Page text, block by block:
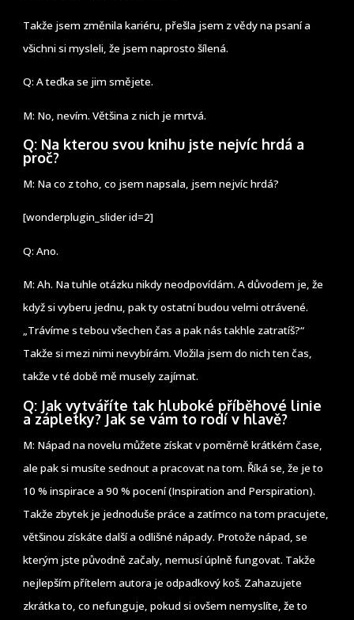
Takže jsem změnila kariéru, přešla jsem z vědy na psaní a
všichni si mysleli, že jsem naprosto šílená.
Q: A teďka se jim smějete.
M: No, nevím. Většina z nich je mrtvá.
Q: Na kterou svou knihu jste nejvíc hrdá a
proč?
M: Na co z toho, co jsem napsala, jsem nejvíc hrdá?
[wonderplugin_slider id=2]
Q: Ano.
M: Ah. Na tuhle otázku nikdy neodpovídám. A důvodem je, že
když si vyberu jednu, pak ty ostatní budou velmi otrávené.
„Trávíme s tebou všechen čas a pak nás takhle zatratíš?“
Takže si mezi nimi nevybírám. Vložila jsem do nich ten čas,
takže v té době mě musely zajímat.
Q: Jak vytváříte tak hluboké příběhové linie
a zápletky? Jak se vám to rodí v hlavě?
M: Nápad na novelu můžete získat v poměrně krátkém čase,
ale pak si musíte sednout a pracovat na tom. Říká se, že je to
10 % inspirace a 90 % pocení (Inspiration and Perspiration).
Takže zbytek je jednoduše práce a zatímco na tom pracujete,
většinou získáte další a odlišné nápady. Protože nápad, se
kterým jste původně začaly, nemusí úplně fungovat. Takže
nejlepším přítelem autora je odpadkový koš. Zahazujete
zkrátka to, co nefunguje, pokud si ovšem nemyslíte, že to